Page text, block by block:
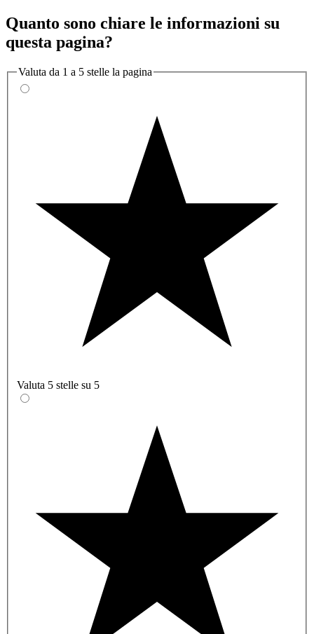
Quanto sono chiare le informazioni su
questa pagina?
Valuta da 1 a 5 stelle la pagina
Valuta 5 stelle su 5